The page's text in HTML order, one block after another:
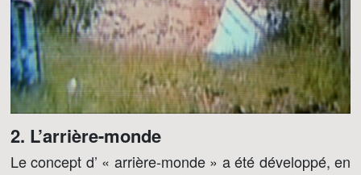
2. L’arrière-monde
Le concept d’ « arrière-monde » a été développé, en